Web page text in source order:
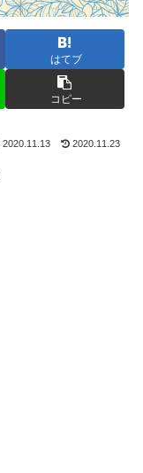
はてブ
コピー
2020.11.13 2020.11.23